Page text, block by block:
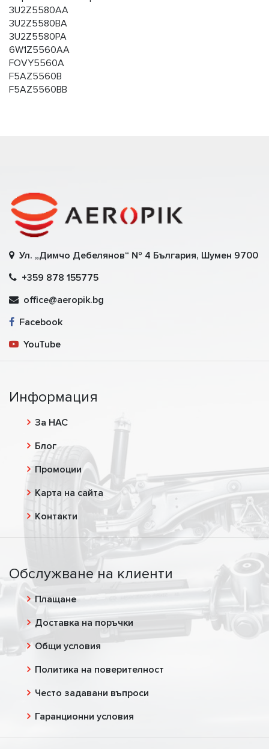
3U2Z5580AA
3U2Z5580BA
3U2Z5580PA
6W1Z5560AA
FOVY5560A
F5AZ5560B
F5AZ5560BB
Ул. „Димчо Дебелянов“ № 4 България, Шумен 9700
+359 878 155775
office@aeropik.bg
Facebook
YouTube
Информация
За НАС
Блог
Промоции
Карта на сайта
Контакти
Обслужване на клиенти
Плащане
Доставка на поръчки
Общи условия
Политика на поверителност
Често задавани въпроси
Гаранционни условия